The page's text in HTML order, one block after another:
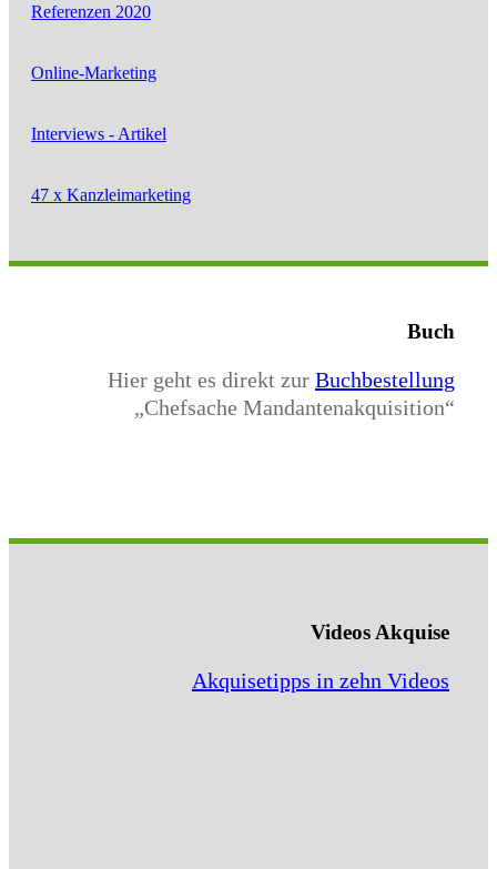
Referenzen 2020
Online-Marketing
Interviews - Artikel
47 x Kanzleimarketing
Buch
Hier geht es direkt zur Buchbestellung
„Chefsache Mandantenakquisition“
Videos Akquise
Akquisetipps in zehn Videos